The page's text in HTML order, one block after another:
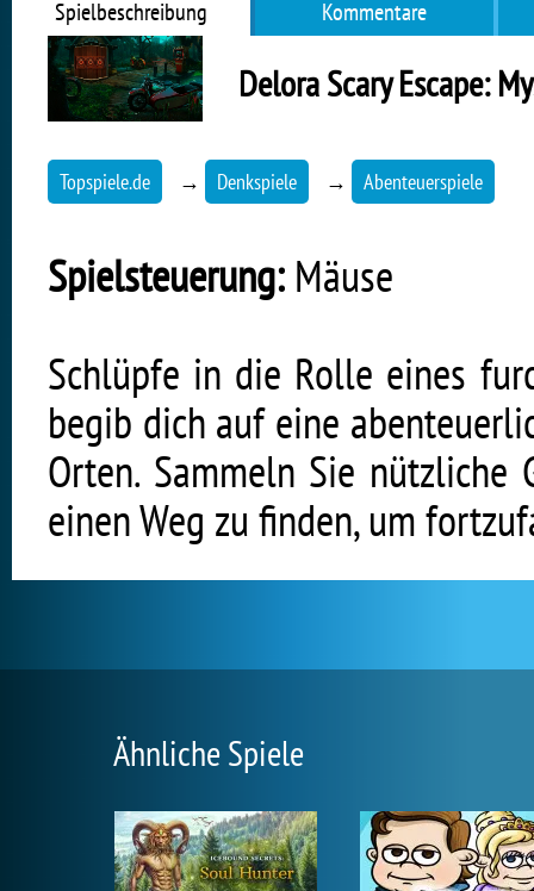
Spielbeschreibung Kommentare
Delora Scary Escape:
Topspiele.de → Denkspiele → Abenteuerspiele
Spielsteuerung: Mäuse
Schlüpfe in die Rolle eines
begib dich auf eine
Orten. Sammeln Sie nützliche
einen Weg zu finden, um
Ähnliche Spiele